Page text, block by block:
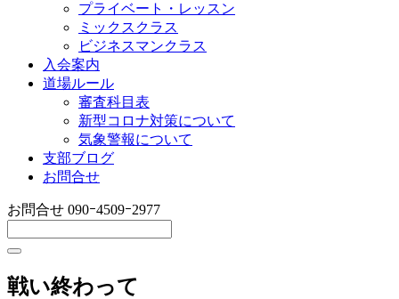
プライベート・レッスン
ミックスクラス
ビジネスマンクラス
入会案内
道場ルール
審査科目表
新型コロナ対策について
気象警報について
支部ブログ
お問合せ
お問合せ 090ｰ4509ｰ2977
戦い終わって